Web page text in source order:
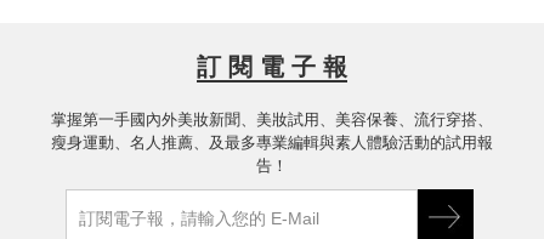
訂 閱 電 子 報
掌握第一手國內外美妝新聞、美妝試用、美容保養、流行穿搭、
瘦身運動、名人推薦、及最多專業編輯與素人體驗活動的試用報
告！